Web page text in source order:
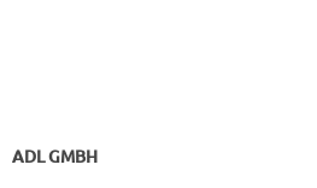
ADL GMBH